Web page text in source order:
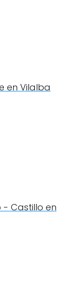
en Vilalba
- Castillo en